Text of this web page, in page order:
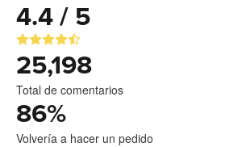
4.4 / 5
25,198
Total de comentarios
86%
Volvería a hacer un pedido